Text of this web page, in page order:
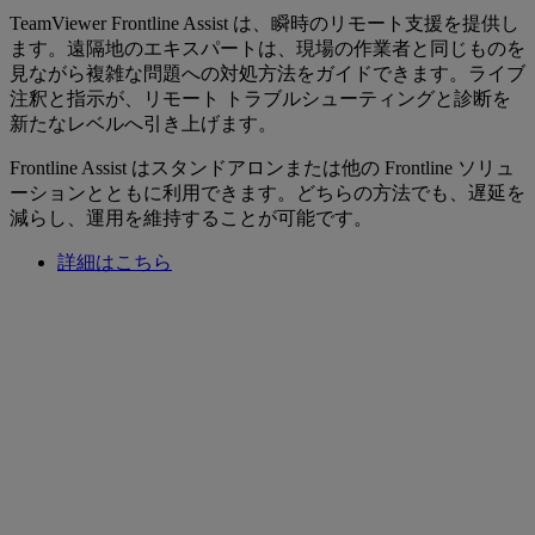
TeamViewer Frontline Assist は、瞬時のリモート支援を提供し
ます。遠隔地のエキスパートは、現場の作業者と同じものを
見ながら複雑な問題への対処方法をガイドできます。ライブ
注釈と指示が、リモート トラブルシューティングと診断を
新たなレベルへ引き上げます。
Frontline Assist はスタンドアロンまたは他の Frontline ソリュ
ーションとともに利用できます。どちらの方法でも、遅延を
減らし、運用を維持することが可能です。
詳細はこちら